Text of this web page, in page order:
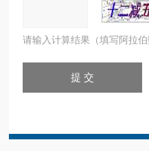
请输入计算结果（填写阿拉